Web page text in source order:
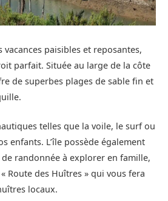
vacances paisibles et reposantes,
parfait. Située au large de la côte
de superbes plages de sable fin et
telles que la voile, le surf ou
enfants. L’île possède également
randonnée à explorer en famille,
Route des Huîtres » qui vous fera
locaux.